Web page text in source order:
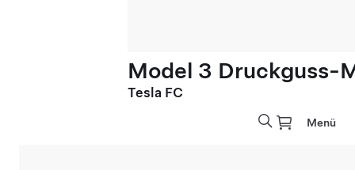
Model 3 Druckguss-
Tesla FC
Menü